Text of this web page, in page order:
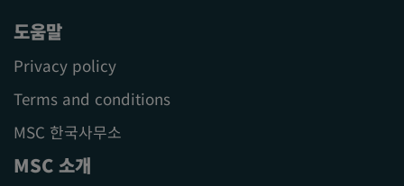
도움말
Privacy policy
Terms and conditions
MSC 한국사무소
MSC 소개